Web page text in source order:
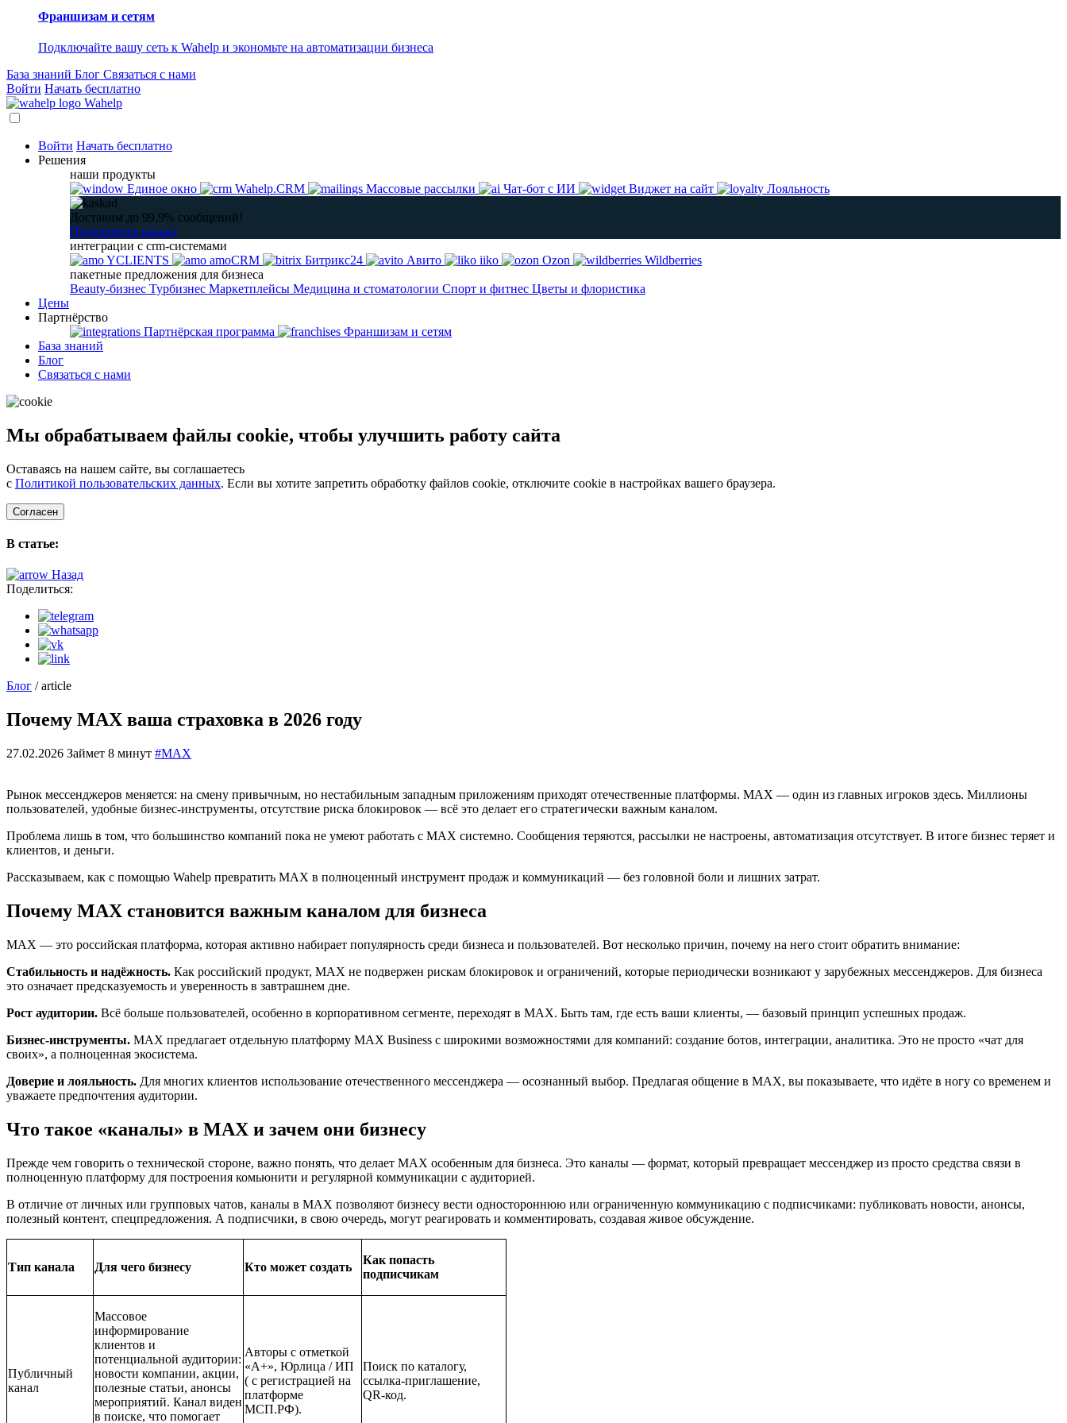
Франшизам и сетям
Подключайте вашу сеть к Wahelp и экономьте на автоматизации бизнеса
База знаний Блог Связаться с нами
Войти Начать бесплатно
Wahelp
Войти Начать бесплатно
Решения
наши продукты
Единое окно
Wahelp.CRM Массовые рассылки Чат-бот с ИИ Виджет на сайт Лояльность
Доставим до 99,9% сообщений!
Подключить каскад
интеграции с crm-системами
YCLIENTS
amoCRM Битрикс24 Авито iiko Ozon
Wildberries
пакетные предложения для бизнеса
Beauty-бизнес Турбизнес Маркетплейсы Медицина и стоматологии Спорт и фитнес Цветы и флористика
Цены
Партнёрство
Партнёрская программа
Франшизам и сетям
База знаний
Блог
Связаться с нами
Мы обрабатываем файлы cookie, чтобы улучшить работу сайта
Оставаясь на нашем сайте, вы соглашаетесь
с Политикой пользовательских данных. Если вы хотите запретить обработку файлов cookie, отключите cookie в настройках вашего браузера.
Согласен
В статье:
Назад
Поделиться:
Блог / article
Почему MAX ваша страховка в 2026 году
27.02.2026 Займет 8 минут #MAX
Рынок мессенджеров меняется: на смену привычным, но нестабильным западным приложениям приходят отечественные платформы. MAX — один из главных игроков здесь. Миллионы
пользователей, удобные бизнес-инструменты, отсутствие риска блокировок — всё это делает его стратегически важным каналом.
Проблема лишь в том, что большинство компаний пока не умеют работать с MAX системно. Сообщения теряются, рассылки не настроены, автоматизация отсутствует. В итоге бизнес теряет и
клиентов, и деньги.
Рассказываем, как с помощью Wahelp превратить MAX в полноценный инструмент продаж и коммуникаций — без головной боли и лишних затрат.
Почему MAX становится важным каналом для бизнеса
MAX — это российская платформа, которая активно набирает популярность среди бизнеса и пользователей. Вот несколько причин, почему на него стоит обратить внимание:
Стабильность и надёжность. Как российский продукт, MAX не подвержен рискам блокировок и ограничений, которые периодически возникают у зарубежных мессенджеров. Для бизнеса
это означает предсказуемость и уверенность в завтрашнем дне.
Рост аудитории. Всё больше пользователей, особенно в корпоративном сегменте, переходят в MAX. Быть там, где есть ваши клиенты, — базовый принцип успешных продаж.
Бизнес-инструменты. MAX предлагает отдельную платформу MAX Business с широкими возможностями для компаний: создание ботов, интеграции, аналитика. Это не просто «чат для
своих», а полноценная экосистема.
Доверие и лояльность. Для многих клиентов использование отечественного мессенджера — осознанный выбор. Предлагая общение в MAX, вы показываете, что идёте в ногу со временем и
уважаете предпочтения аудитории.
Что такое «каналы» в MAX и зачем они бизнесу
Прежде чем говорить о технической стороне, важно понять, что делает MAX особенным для бизнеса. Это каналы — формат, который превращает мессенджер из просто средства связи в
полноценную платформу для построения комьюнити и регулярной коммуникации с аудиторией.
В отличие от личных или групповых чатов, каналы в MAX позволяют бизнесу вести одностороннюю или ограниченную коммуникацию с подписчиками: публиковать новости, анонсы,
полезный контент, спецпредложения. А подписчики, в свою очередь, могут реагировать и комментировать, создавая живое обсуждение.
Тип канала Для чего бизнесу Кто может создать
Как попасть
подписчикам
Публичный
канал
Массовое
информирование
клиентов и
потенциальной аудитории:
новости компании, акции,
полезные статьи, анонсы
мероприятий. Канал виден
в поиске, что помогает
Авторы с отметкой
«А+», Юрлица / ИП
( с регистрацией на
платформе
МСП.РФ).
Поиск по каталогу,
ссылка-приглашение,
QR-код.